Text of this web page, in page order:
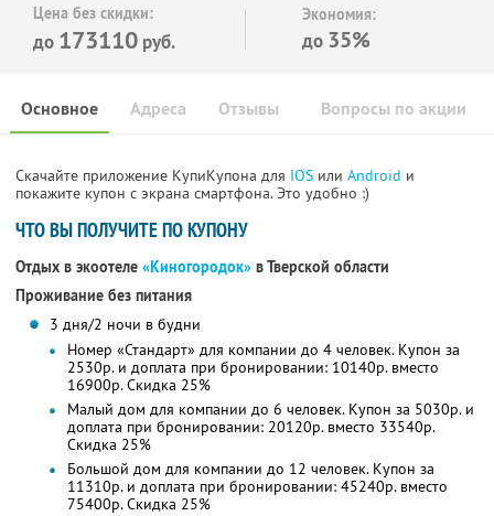
Цена без скидки:
до 173110 руб.
Экономия:
до 35%
Основное Отзывы Вопросы по акции
Адреса
Скачайте приложение КупиКупона для IOS или Android и
покажите купон с экрана смартфона. Это удобно :)
ЧТО ВЫ ПОЛУЧИТЕ ПО КУПОНУ
Отдых в экоотеле «Киногородок» в Тверской области
Проживание без питания
3 дня/2 ночи в будни
Номер «Стандарт» для компании до 4 человек. Купон за
2530р. и доплата при бронировании: 10140р. вместо
16900р. Скидка 25%
Малый дом для компании до 6 человек. Купон за 5030р. и
доплата при бронировании: 20120р. вместо 33540р.
Скидка 25%
Большой дом для компании до 12 человек. Купон за
11310р. и доплата при бронировании: 45240р. вместо
75400р. Скидка 25%